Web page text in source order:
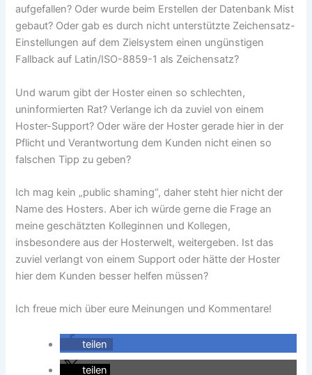
aufgefallen? Oder wurde beim Erstellen der Datenbank Mist
gebaut? Oder gab es durch nicht unterstützte Zeichensatz-
Einstellungen auf dem Zielsystem einen ungünstigen
Fallback auf Latin/ISO-8859-1 als Zeichensatz?
Und warum gibt der Hoster einen so schlechten,
uninformierten Rat? Verlange ich da zuviel von einem
Hoster-Support? Oder wäre der Hoster gerade hier in der
Pflicht und Verantwortung dem Kunden nicht einen so
falschen Tipp zu geben?
Ich mag kein „public shaming“, daher steht hier nicht der
Name des Hosters. Aber ich würde gerne die Frage an
meine geschätzten Kolleginnen und Kollegen,
insbesondere aus der Hosterwelt, weitergeben. Ist das
zuviel verlangt von einem Support oder hätte der Hoster
hier dem Kunden besser helfen müssen?
Ich freue mich über eure Meinungen und Kommentare!
teilen
teilen